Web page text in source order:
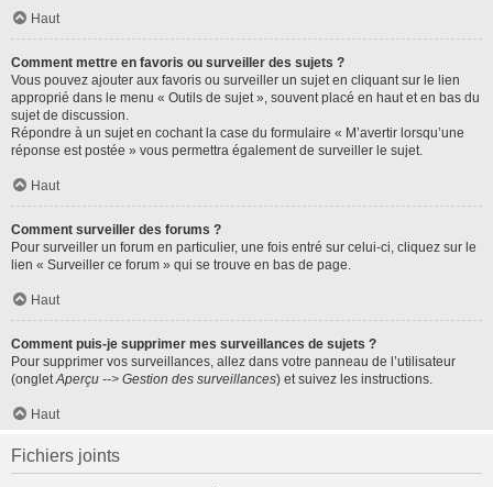
Haut
Comment mettre en favoris ou surveiller des sujets ?
Vous pouvez ajouter aux favoris ou surveiller un sujet en cliquant sur le lien
approprié dans le menu « Outils de sujet », souvent placé en haut et en bas du
sujet de discussion.
Répondre à un sujet en cochant la case du formulaire « M’avertir lorsqu’une
réponse est postée » vous permettra également de surveiller le sujet.
Haut
Comment surveiller des forums ?
Pour surveiller un forum en particulier, une fois entré sur celui-ci, cliquez sur le
lien « Surveiller ce forum » qui se trouve en bas de page.
Haut
Comment puis-je supprimer mes surveillances de sujets ?
Pour supprimer vos surveillances, allez dans votre panneau de l’utilisateur
(ongletAperçu --> Gestion des surveillances) et suivez les instructions.
Haut
Fichiers joints